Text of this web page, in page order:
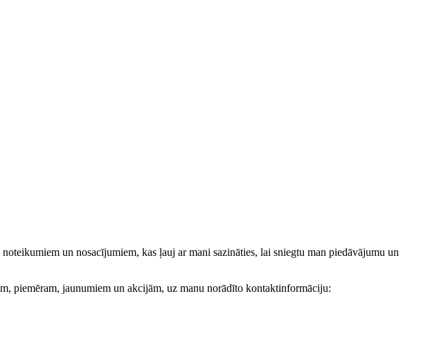
un nosacījumiem, kas ļauj ar mani sazināties, lai sniegtu man piedāvājumu un
piemēram, jaunumiem un akcijām, uz manu norādīto kontaktinformāciju: